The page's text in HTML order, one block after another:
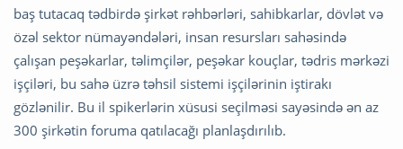
baş tutacaq tədbirdə şirkət rəhbərləri, sahibkarlar, dövlət və
özəl sektor nümayəndələri, insan resursları sahəsində
çalışan peşəkarlar, təlimçilər, peşəkar kouçlar, tədris mərkəzi
işçiləri, bu sahə üzrə təhsil sistemi işçilərinin iştirakı
gözlənilir. Bu il spikerlərin xüsusi seçilməsi sayəsində ən az
300 şirkətin foruma qatılacağı planlaşdırılıb.